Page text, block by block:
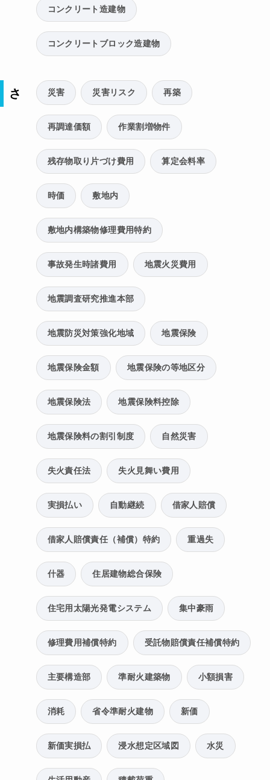
コンクリート造建物
コンクリートブロック造建物
さ 災害 災害リスク 再築
再調達価額 作業割増物件
残存物取り片づけ費用 算定会料率
時価 敷地内
敷地内構築物修理費用特約
事故発生時諸費用 地震火災費用
地震調査研究推進本部
地震防災対策強化地域 地震保険
地震保険金額 地震保険の等地区分
地震保険法 地震保険料控除
地震保険料の割引制度 自然災害
失火責任法 失火見舞い費用
実損払い 自動継続 借家人賠償
借家人賠償責任（補償）特約 重過失
什器 住居建物総合保険
住宅用太陽光発電システム 集中豪雨
修理費用補償特約 受託物賠償責任補償特約
主要構造部 準耐火建築物 小額損害
消耗 省令準耐火建物 新価
新価実損払 浸水想定区域図 水災